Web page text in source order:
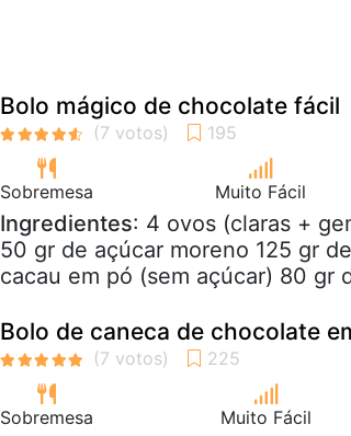
Bolo mágico de chocolate fácil
Sobremesa Muito Fácil
Ingredientes: 4 ovos (claras +
50 gr de açúcar moreno 125 gr
cacau em pó (sem açúcar) 80 gr
Bolo de caneca de chocolate
Sobremesa Muito Fácil